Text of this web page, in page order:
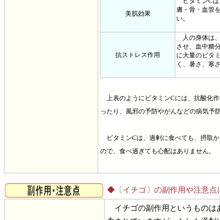
美肌効果
膚・骨・血管
い。
抗ストレス作用
人の身体は
させ、血中糖
に大量のビタ
く、暑さ、寒
上表のようにビタミンCには、抗酸化
ったり、風邪の予防やがんなどの病気予
ビタミンCは、過剰に食べても、摂取
ので、食べ過ぎても心配はありません。
◆〔イチゴ〕の副作用や注意点
イチゴの副作用というものは